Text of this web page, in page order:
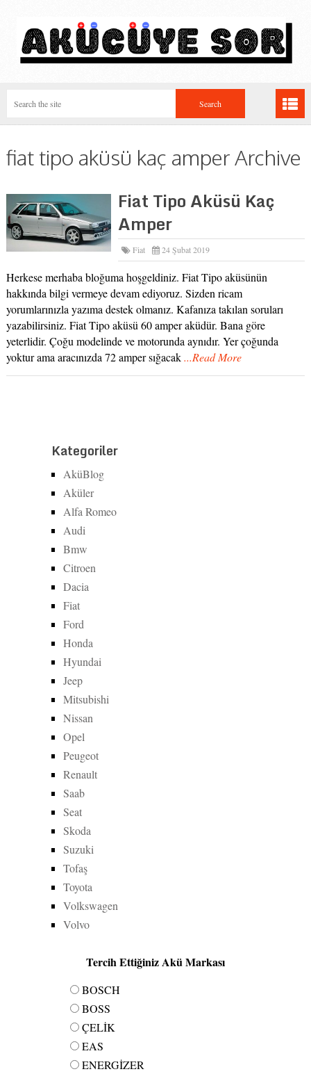
fiat tipo aküsü kaç amper Archive
Fiat Tipo Aküsü Kaç
Amper
Fiat 24 Şubat 2019
Herkese merhaba bloğuma hoşgeldiniz. Fiat Tipo aküsünün
hakkında bilgi vermeye devam ediyoruz. Sizden ricam
yorumlarınızla yazıma destek olmanız. Kafanıza takılan soruları
yazabilirsiniz. Fiat Tipo aküsü 60 amper aküdür. Bana göre
yeterlidir. Çoğu modelinde ve motorunda aynıdır. Yer çoğunda
yoktur ama aracınızda 72 amper sığacak...Read More
Kategoriler
AküBlog
Aküler
Alfa Romeo
Audi
Bmw
Citroen
Dacia
Fiat
Ford
Honda
Hyundai
Jeep
Mitsubishi
Nissan
Opel
Peugeot
Renault
Saab
Seat
Skoda
Suzuki
Tofaş
Toyota
Volkswagen
Volvo
Tercih Ettiğiniz Akü Markası
BOSCH
BOSS
ÇELİK
EAS
ENERGİZER